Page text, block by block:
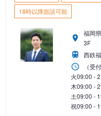
18時以降面談可能
福岡
3F
西鉄
（受
火09:00 -
木09:00 -
土09:00 -
祝09:00 -